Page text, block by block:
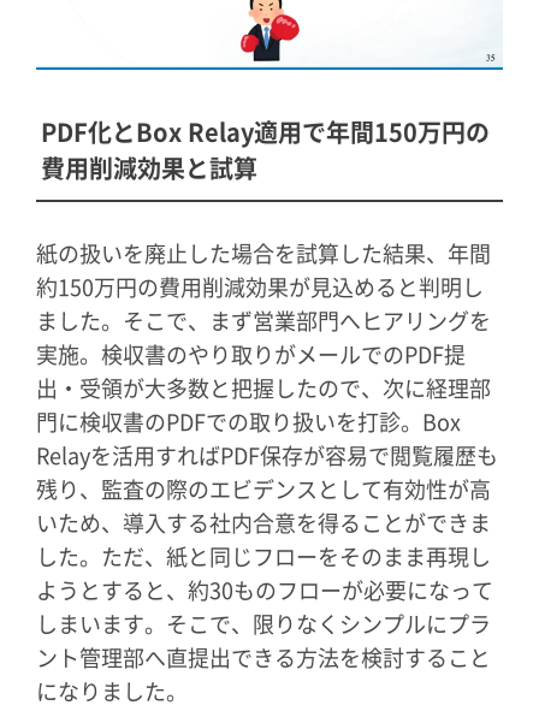
PDF化とBox Relay適用で年間150万円の
費用削減効果と試算
紙の扱いを廃止した場合を試算した結果、年間
約150万円の費用削減効果が見込めると判明し
ました。そこで、まず営業部門へヒアリングを
実施。検収書のやり取りがメールでのPDF提
出・受領が大多数と把握したので、次に経理部
門に検収書のPDFでの取り扱いを打診。Box
Relayを活用すればPDF保存が容易で閲覧履歴も
残り、監査の際のエビデンスとして有効性が高
いため、導入する社内合意を得ることができま
した。ただ、紙と同じフローをそのまま再現し
ようとすると、約30ものフローが必要になって
しまいます。そこで、限りなくシンプルにプラ
ント管理部へ直提出できる方法を検討すること
になりました。